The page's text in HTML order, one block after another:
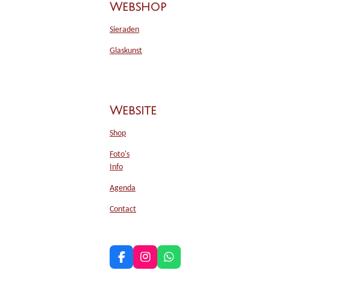
Webshop
Sieraden
Glaskunst
Website
Shop
Foto's
Info
Agenda
Contact
F
I
W